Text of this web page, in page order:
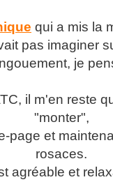
qui a mis la
pas imaginer
je
il m'en reste
"monter",
page et
rosaces.
agréable et